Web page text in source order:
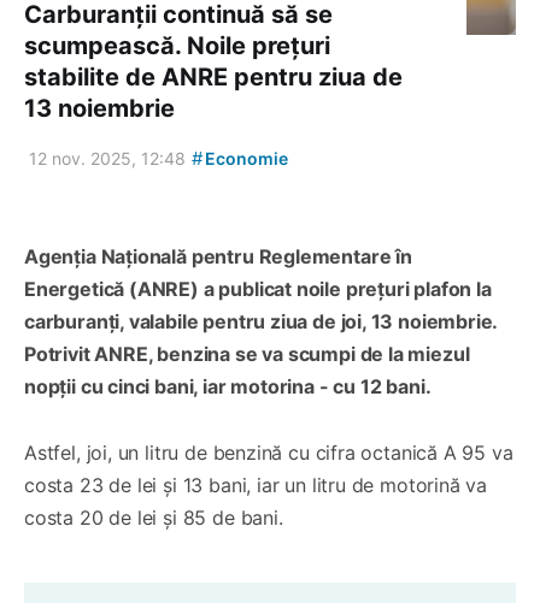
Carburanții continuă să se
scumpească. Noile prețuri
stabilite de ANRE pentru ziua de
13 noiembrie
12 nov. 2025, 12:48 #Economie
Agenția Națională pentru Reglementare în
Energetică (ANRE) a publicat noile prețuri plafon la
carburanți, valabile pentru ziua de joi, 13 noiembrie.
Potrivit ANRE, benzina se va scumpi de la miezul
nopții cu cinci bani, iar motorina - cu 12 bani.
Astfel, joi, un litru de benzină cu cifra octanică A 95 va
costa 23 de lei și 13 bani, iar un litru de motorină va
costa 20 de lei și 85 de bani.